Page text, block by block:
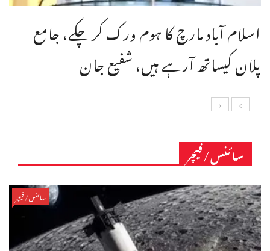
اسلام آباد مارچ کا ہوم ورک کر چکے، جامع
پلان کیساتھ آرہے ہیں، شفیع جان
سائنس/فیچر
سائنس/فیچر